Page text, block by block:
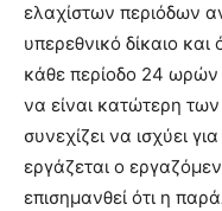
ελαχίστων περιόδων
υπερεθνικό δίκαιο και
κάθε περίοδο 24
να είναι κατώτερη
συνεχίζει να ισχύει
εργάζεται ο
επισημανθεί ότι η